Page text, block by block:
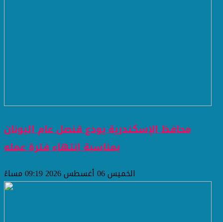
محافظ الإسكندرية يودع قنصل عام اليونان
بمناسبة انتهاء فترة عمله
الخميس 06 أغسطس 2026 09:19 مساءً